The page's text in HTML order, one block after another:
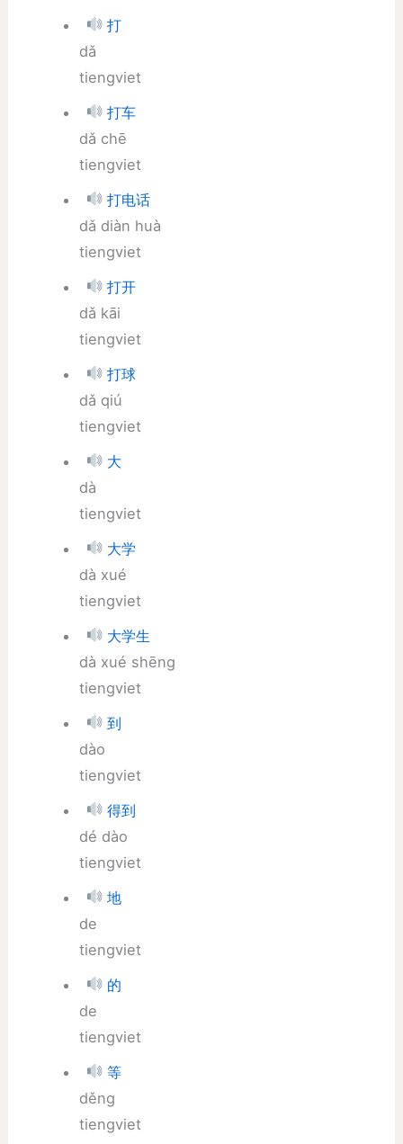
打
dǎ
tiengviet
打车
dǎ chē
tiengviet
打电话
dǎ diàn huà
tiengviet
打开
dǎ kāi
tiengviet
打球
dǎ qiú
tiengviet
大
dà
tiengviet
大学
dà xué
tiengviet
大学生
dà xué shēng
tiengviet
到
dào
tiengviet
得到
dé dào
tiengviet
地
de
tiengviet
的
de
tiengviet
等
děng
tiengviet